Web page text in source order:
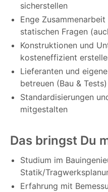
sicherstellen
Enge
statischen Fragen
Konstruktionen und
kosteneffizient
Lieferanten und
betreuen (Bau & Tests)
Standardisierungen
mitgestalten
Das bringst Du
Studium im
Statik/
Erfahrung mit